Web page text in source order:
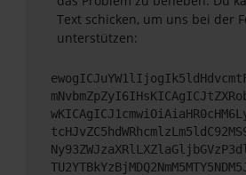
Text schicken, um uns bei der
unterstützen: